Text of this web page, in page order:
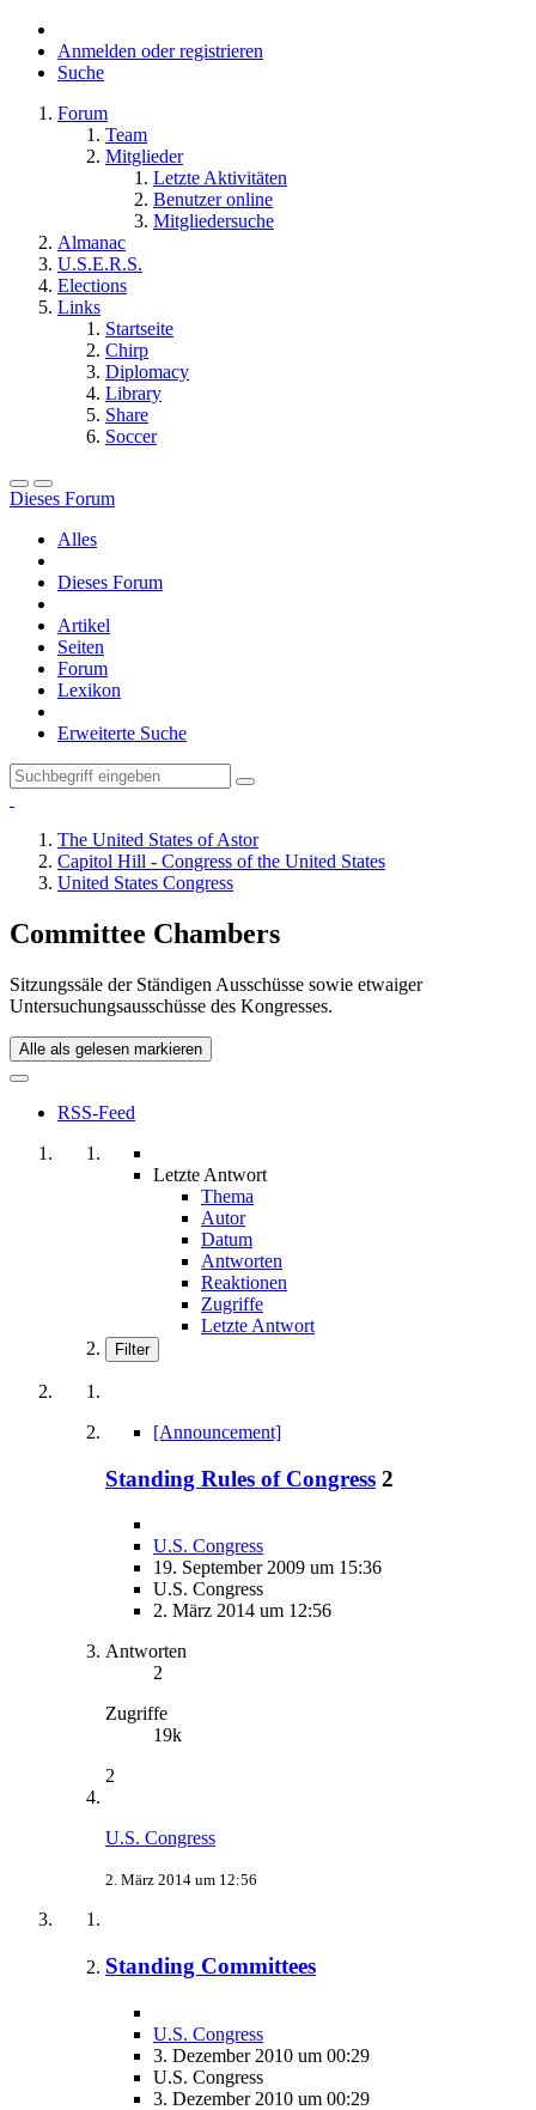
Anmelden oder registrieren
Suche
Forum
Team
Mitglieder
Letzte Aktivitäten
Benutzer online
Mitgliedersuche
Almanac
U.S.E.R.S.
Elections
Links
Startseite
Chirp
Diplomacy
Library
Share
Soccer
Dieses Forum
Alles
Dieses Forum
Artikel
Seiten
Forum
Lexikon
Erweiterte Suche
The United States of Astor
Capitol Hill - Congress of the United States
United States Congress
Committee Chambers
Sitzungssäle der Ständigen Ausschüsse sowie etwaiger
Untersuchungsausschüsse des Kongresses.
Alle als gelesen markieren
RSS-Feed
Letzte Antwort
Thema
Autor
Datum
Antworten
Reaktionen
Zugriffe
Letzte Antwort
Filter
[Announcement]
Standing Rules of Congress 2
U.S. Congress
19. September 2009 um 15:36
U.S. Congress
2. März 2014 um 12:56
Antworten
2
Zugriffe
19k
2
U.S. Congress
2. März 2014 um 12:56
Standing Committees
U.S. Congress
3. Dezember 2010 um 00:29
U.S. Congress
3. Dezember 2010 um 00:29